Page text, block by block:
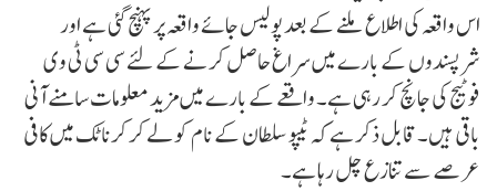
اس واقعہ کی اطلاع ملنے کے بعد پولیس جائے واقعہ پر پہنچ گئی ہے اور
شرپسندوں کے بارے میں سراغ حاصل کرنے کے لئے سی سی ٹی وی
فوٹیج کی جانچ کر رہی ہے۔ واقعے کے بارے میں مزید معلومات سامنے آنی
باقی ہیں۔ قابل ذکر ہے کہ ٹیپو سلطان کے نام کو لے کر کرناٹک میں کافی
عرصے سے تنازع چل رہا ہے۔